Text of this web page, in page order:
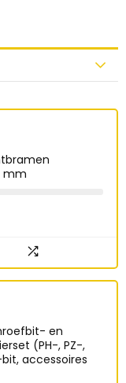
mm
en
(PH-, PZ-,
accessoires